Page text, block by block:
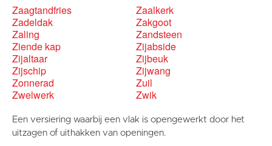
Zaagtandfries
Zaalkerk
Zadeldak
Zakgoot
Zaling
Zandsteen
Ziende kap
Zijabside
Zijaltaar
Zijbeuk
Zijschip
Zijwang
Zonnerad
Zuil
Zwelwerk
Zwik
Een versiering waarbij een vlak is opengewerkt door het
uitzagen of uithakken van openingen.